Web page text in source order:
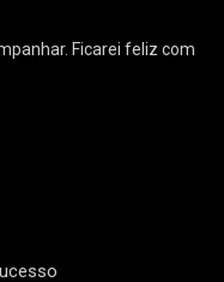
Ficarei feliz com